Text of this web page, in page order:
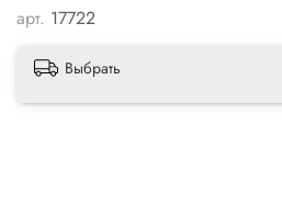
арт. 17722
Выбрать